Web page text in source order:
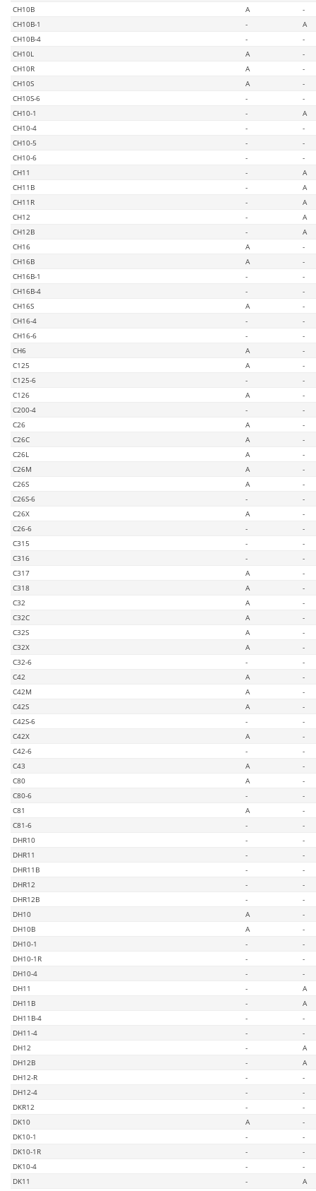
CH10B
A
-
CH10B-1
-
A
CH10B-4
-
-
CH10L
A
-
CH10R
A
-
CH10S
A
-
CH10S-6
-
-
CH10-1
-
A
CH10-4
-
-
CH10-5
-
-
CH10-6
-
-
CH11
-
A
CH11B
-
A
CH11R
-
A
CH12
-
A
CH12B
-
A
CH16
A
-
CH16B
A
-
CH16B-1
-
-
CH16B-4
-
-
CH16S
A
-
CH16-4
-
-
CH16-6
-
-
CH6
A
-
C125
A
-
C125-6
-
-
C126
A
-
C200-4
-
-
C26
A
-
C26C
A
-
C26L
A
-
C26M
A
-
C26S
A
-
C26S-6
-
-
C26X
A
-
C26-6
-
-
C315
-
-
C316
-
-
C317
A
-
C318
A
-
C32
A
-
C32C
A
-
C32S
A
-
C32X
A
-
C32-6
-
-
C42
A
-
C42M
A
-
C42S
A
-
C42S-6
-
-
C42X
A
-
C42-6
-
-
C43
A
-
C80
A
-
C80-6
-
-
C81
A
-
C81-6
-
-
DHR10
-
-
DHR11
-
-
DHR11B
-
-
DHR12
-
-
DHR12B
-
-
DH10
A
-
DH10B
A
-
DH10-1
-
-
DH10-1R
-
-
DH10-4
-
-
DH11
-
A
DH11B
-
A
DH11B-4
-
-
DH11-4
-
-
DH12
-
A
DH12B
-
A
DH12-R
-
-
DH12-4
-
-
DKR12
-
-
DK10
A
-
DK10-1
-
-
DK10-1R
-
-
DK10-4
-
-
DK11
-
A